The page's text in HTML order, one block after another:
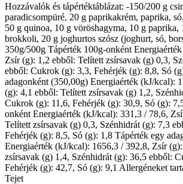
Hozzávalók és tápértéktáblázat: -150/200 g
paradicsompüré, 20 g paprikakrém, paprika,
50 g quinoa, 10 g vöröshagyma, 10 g paprika,
brokkoli, 20 g joghurtos szósz (joghurt, só,
350g/500g Tápérték 100g-onként
Zsír (g): 1,2 ebből: Telített zsírsavak (g) 0,3,
ebből: Cukrok (g): 3,3, Fehérjék (g): 8,8, Só
adagonként (350,00g) Energiaérték (kJ/kcal):
(g): 4,1 ebből: Telített zsírsavak (g) 1,2,
Cukrok (g): 11,6, Fehérjék (g): 30,9, Só (g):
onként Energiaérték (kJ/kcal): 331,3 / 78,6,
Telített zsírsavak (g) 0,3, Szénhidrát (g): 7,3
Fehérjék (g): 8,5, Só (g): 1,8 Tápérték egy
Energiaérték (kJ/kcal): 1656,3 / 392,8, Zsír
zsírsavak (g) 1,4, Szénhidrát (g): 36,5 ebből:
Fehérjék (g): 42,7, Só (g): 9,1 Allergéneket
Tejet